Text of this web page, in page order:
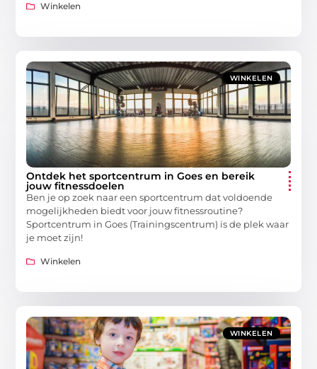
Winkelen
WINKELEN
Ontdek het sportcentrum in Goes en bereik
jouw fitnessdoelen
Ben je op zoek naar een sportcentrum dat voldoende
mogelijkheden biedt voor jouw fitnessroutine?
Sportcentrum in Goes (Trainingscentrum) is de plek waar
je moet zijn!
Winkelen
WINKELEN